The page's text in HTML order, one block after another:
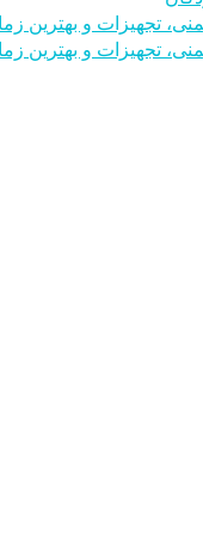
تجهیزات و بهترین
تجهیزات و بهترین